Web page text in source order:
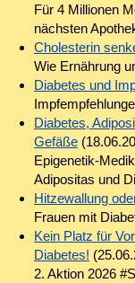
Für 4 Millionen
nächsten
Cholesterin
Wie Ernährung
Diabetes und
Diabetes,
Gefäße
Epigenetik-
Adipositas und
Hitzewallung
Frauen mit
Kein Platz für
Diabetes!
2. Aktion 2026